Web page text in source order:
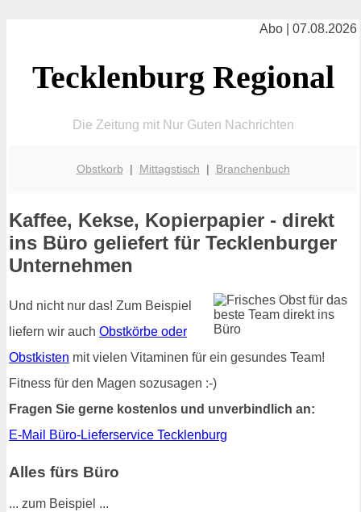
Abo | 07.08.2026
Tecklenburg Regional
Die Zeitung mit Nur Guten Nachrichten
Obstkorb | Mittagstisch | Branchenbuch
Kaffee, Kekse, Kopierpapier - direkt
ins Büro geliefert für Tecklenburger
Unternehmen
Und nicht nur das! Zum Beispiel
liefern wir auch Obstkörbe oder
Obstkisten mit vielen Vitaminen für ein gesundes Team!
Fitness für den Magen sozusagen :-)
Fragen Sie gerne kostenlos und unverbindlich an:
E-Mail Büro-Lieferservice Tecklenburg
Alles fürs Büro
... zum Beispiel ...